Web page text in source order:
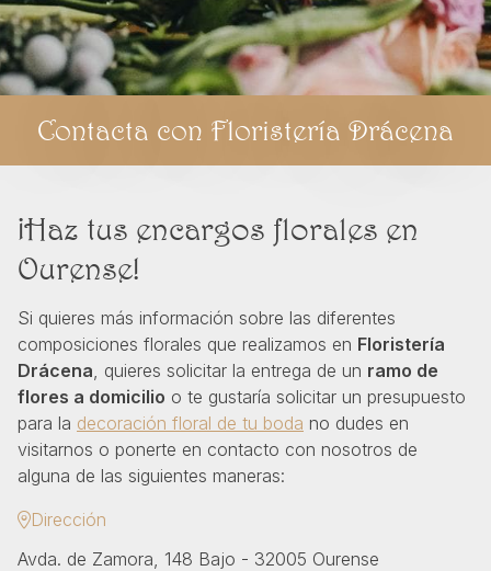
Contacta con Floristería Drácena
¡Haz tus encargos florales en
Ourense!
Si quieres más información sobre las diferentes
composiciones florales que realizamos en Floristería
Drácena , quieres solicitar la entrega de un ramo de
flores a domicilio o te gustaría solicitar un presupuesto
para la decoración floral de tu boda no dudes en
visitarnos o ponerte en contacto con nosotros de
alguna de las siguientes maneras:
Dirección
Avda. de Zamora, 148 Bajo - 32005 Ourense